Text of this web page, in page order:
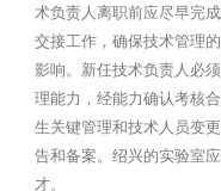
术负责人离职前应尽早完
交接工作，确保技术管理
影响。新任技术负责人必
理能力，经能力确认考核
生关键管理和技术人员变
告和备案。绍兴的实验室
才。